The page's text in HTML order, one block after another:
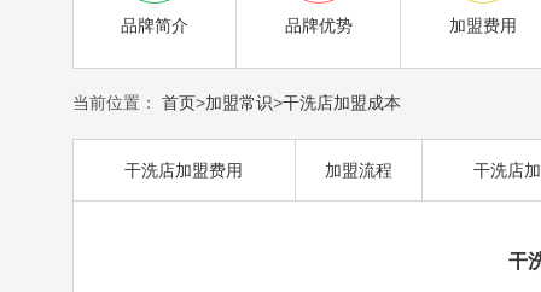
品牌简介 品牌优势 加盟费用
当前位置： 首页>加盟常识>干洗店加盟成本
干洗店加盟费用 加盟流程 干洗店
干